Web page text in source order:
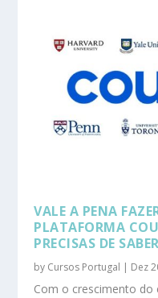
VALE A PENA
PLATAFORMA
PRECISAS DE SABER
by Cursos Portugal | Dez
Com o crescimento